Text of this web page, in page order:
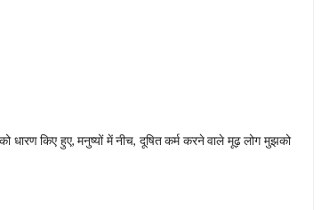
धारण किए हुए, मनुष्यों में नीच, दूषित कर्म करने वाले मूढ़ लोग मुझको